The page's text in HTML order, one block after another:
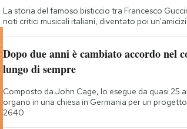
La storia del famoso bisticcio tra Francesco
noti critici musicali italiani, diventato poi
Dopo due anni è cambiato accordo nel
lungo di sempre
Composto da John Cage, lo esegue da quasi 25
organo in una chiesa in Germania per un
2640